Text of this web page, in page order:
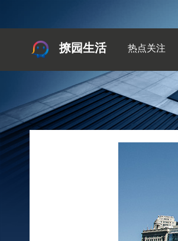
撩园生活 热点关注